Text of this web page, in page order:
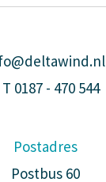
T 0187 - 470 544
Postadres
Postbus 60